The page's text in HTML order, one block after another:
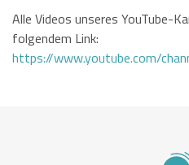
Alle Videos unseres YouTube-
folgendem Link:
https://www.youtube.com/